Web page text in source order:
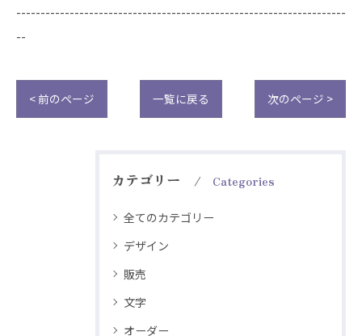
--------------------------------------------------------------------
--
< 前のページ 一覧に戻る 次のページ >
カテゴリー Categories
全てのカテゴリー
デザイン
販売
文字
オーダー